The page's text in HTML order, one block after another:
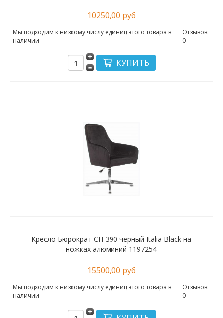
10250,00 руб
Мы подходим к низкому числу единиц этого товара в
наличии
Отзывов:
0
Кресло Бюрократ CH-390 черный Italia Black на
ножках алюминий 1197254
15500,00 руб
Мы подходим к низкому числу единиц этого товара в
наличии
Отзывов:
0